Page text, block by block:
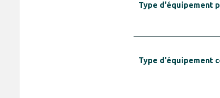
Type d'équipement
Type d'équipement